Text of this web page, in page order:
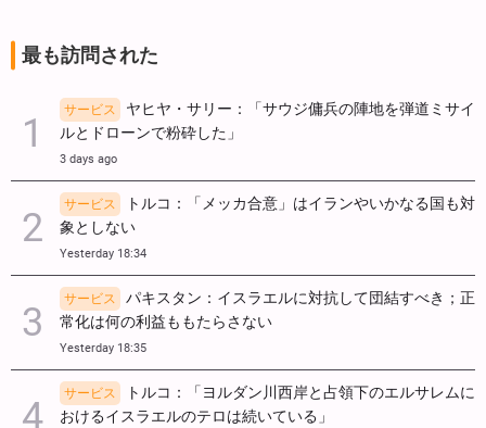
最も訪問された
サービス
ヤヒヤ・サリー：「サウジ傭兵の陣地を弾道ミサイ
ルとドローンで粉砕した」
3 days ago
サービス
トルコ：「メッカ合意」はイランやいかなる国も対
象としない
Yesterday 18:34
サービス
パキスタン：イスラエルに対抗して団結すべき；正
常化は何の利益ももたらさない
Yesterday 18:35
サービス
トルコ：「ヨルダン川西岸と占領下のエルサレムに
おけるイスラエルのテロは続いている」